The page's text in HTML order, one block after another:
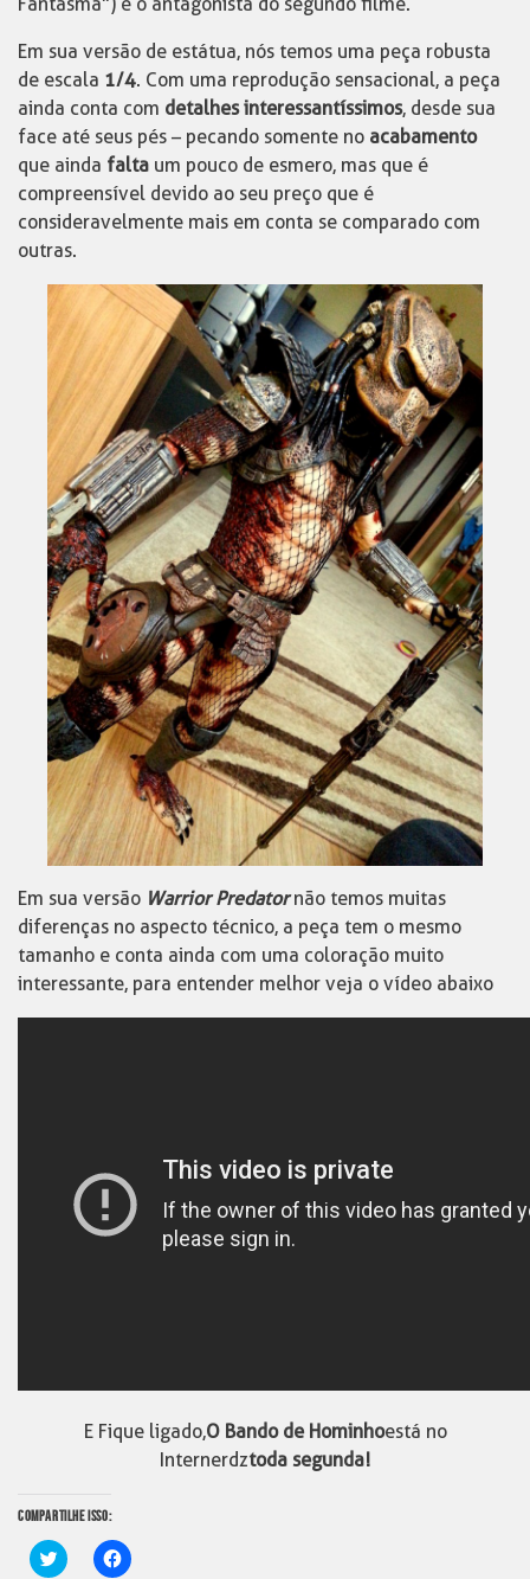
Em sua versão de estátua, nós temos uma peça robusta
de escala 1/4. Com uma reprodução sensacional, a peça
ainda conta com detalhes interessantíssimos, desde sua
face até seus pés – pecando somente no acabamento
que ainda falta um pouco de esmero, mas que é
compreensível devido ao seu preço que é
consideravelmente mais em conta se comparado com
outras.
Em sua versão Warrior Predatornão temos muitas
diferenças no aspecto técnico, a peça tem o mesmo
tamanho e conta ainda com uma coloração muito
interessante, para entender melhor veja o vídeo abaixo
E Fique ligado,O Bando de Hominhoestá no
Internerdztoda segunda!
COMPARTILHE ISSO:
Clique
para
Clique
para